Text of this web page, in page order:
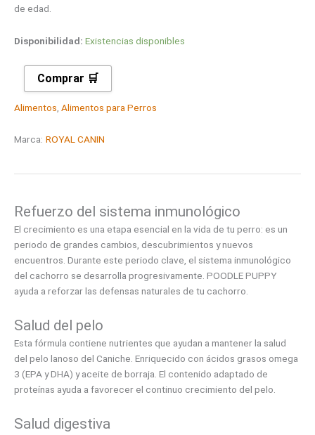
de edad.
Disponibilidad: Existencias disponibles
Comprar 🛒
Alimentos Alimentos para Perros
Marca: ROYAL CANIN
Refuerzo del sistema inmunológico
El crecimiento es una etapa esencial en la vida de tu perro: es un
periodo de grandes cambios, descubrimientos y nuevos
encuentros. Durante este periodo clave, el sistema inmunológico
del cachorro se desarrolla progresivamente. POODLE PUPPY
ayuda a reforzar las defensas naturales de tu cachorro.
Salud del pelo
Esta fórmula contiene nutrientes que ayudan a mantener la salud
del pelo lanoso del Caniche. Enriquecido con ácidos grasos omega
3 (EPA y DHA) y aceite de borraja. El contenido adaptado de
proteínas ayuda a favorecer el continuo crecimiento del pelo.
Salud digestiva